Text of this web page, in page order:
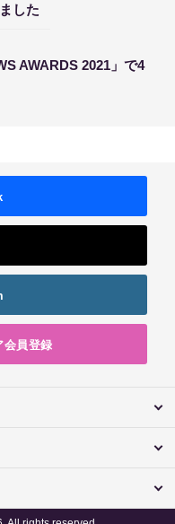
した
AWARDS 2021」で4
会員登録